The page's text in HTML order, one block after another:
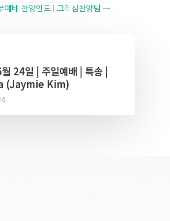
배 찬양인도 | 그리심찬양팀 →
24일 | 주일예배 | 특송 |
(Jaymie Kim)